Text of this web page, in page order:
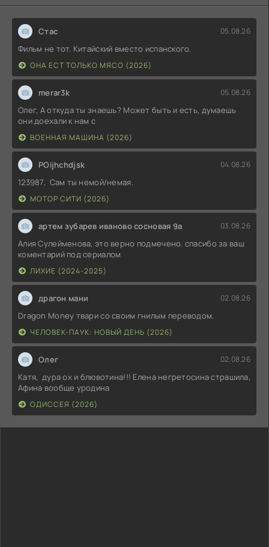
Стас 05.08.26
Фильм не тот. Китайский вместо испанского.
ОНА ЕСТ ТОЛЬКО МЯСО (2026)
merar3k 05.08.26
Олег, А откуда ты знаешь? Может быть и есть, думаешь
они доехали к нам с
ВОЕННАЯ МАШИНА (2026)
POijhchdjsk 04.08.26
123987, Сам ты немой/немая.
МОТОР СИТИ (2026)
артем зубарев иваново сосновая 9а 03.08.26
Алия Сулейменова, это верно подмечено. спасибо за ваш
коментарий под сериалом
ЛИХИЕ (2024-2025)
драгон мани 02.08.26
Dragon Money твари со своим гнилым переводом.
ЧЕЛОВЕК-ПАУК: НОВЫЙ ДЕНЬ (2026)
Олег 02.08.26
Катя, дура ох и блювотина!!! Елена негретосина страшила,
Афина вообще уродина
ОДИССЕЯ (2026)